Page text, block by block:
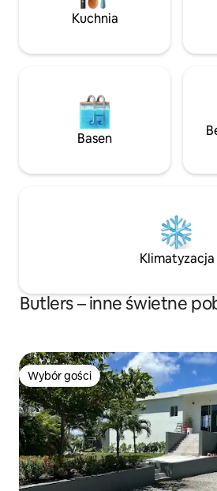
idealną bazą wypadową do
obowiązuje zakaz palenia.
Kuchnia
Basen
Klimatyzacja
Butlers – inne świetne
Wybór gości
Wybór gości